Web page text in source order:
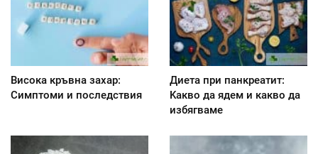
Висока кръвна захар:
Симптоми и последствия
Диета при панкреатит:
Kакво да ядем и какво да
избягваме